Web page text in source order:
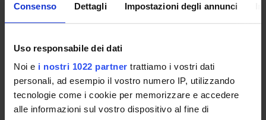
Consenso Dettagli Impostazioni degli annunci
Uso responsabile dei dati
Noi e i nostri 1022 partner trattiamo i vostri dati
personali, ad esempio il vostro numero IP, utilizzando
tecnologie come i cookie per memorizzare e accedere
alle informazioni sul vostro dispositivo al fine di
DATE: FEBRUARY 3, 2023